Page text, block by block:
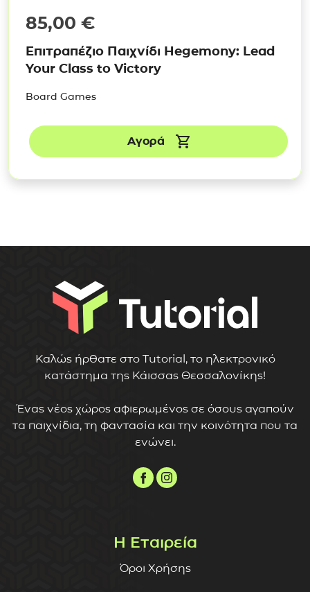
85,00 €
Επιτραπέζιο Παιχνίδι Hegemony: Lead
Your Class to Victory
Board Games
Αγορά
Καλώς ήρθατε στο Tutorial, το ηλεκτρονικό
κατάστημα της Κάισσας Θεσσαλονίκης!
Ένας νέος χώρος αφιερωμένος σε όσους αγαπούν
τα παιχνίδια, τη φαντασία και την κοινότητα που τα
ενώνει.
Η Εταιρεία
Όροι Χρήσης